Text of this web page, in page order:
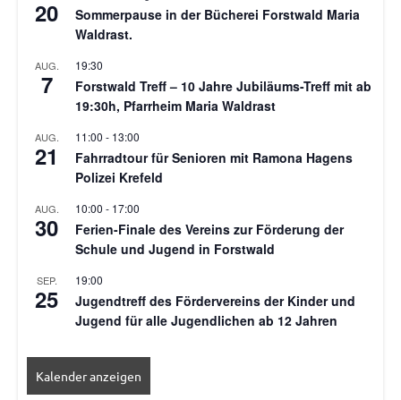
20
Sommerpause in der Bücherei Forstwald Maria
Waldrast.
AUG.
7
19:30
Forstwald Treff – 10 Jahre Jubiläums-Treff mit ab
19:30h, Pfarrheim Maria Waldrast
AUG.
21
11:00 - 13:00
Fahrradtour für Senioren mit Ramona Hagens
Polizei Krefeld
AUG.
30
10:00 - 17:00
Ferien-Finale des Vereins zur Förderung der
Schule und Jugend in Forstwald
SEP.
25
19:00
Jugendtreff des Fördervereins der Kinder und
Jugend für alle Jugendlichen ab 12 Jahren
Kalender anzeigen